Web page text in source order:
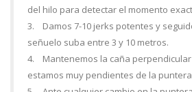
del hilo para detectar el momento
3. Damos 7-10 jerks potentes y
señuelo suba entre 3 y 10 metros.
4. Mantenemos la caña
estamos muy pendientes de la